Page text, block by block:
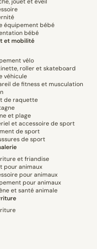
équipement bébé
bébé
et mobilité
vélo
roller et skateboard
véhicule
de fitness et musculation
de raquette
et plage
et accessoire de sport
de sport
de sport
et friandise
pour animaux
pour animaux
pour animaux
et santé animale